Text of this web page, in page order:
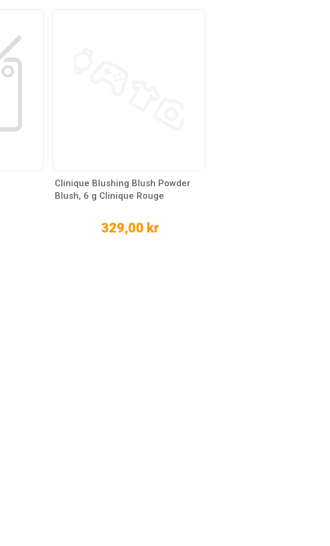
Clinique Blushing Blush Powder
Blush, 6 g Clinique Rouge
329,00 kr